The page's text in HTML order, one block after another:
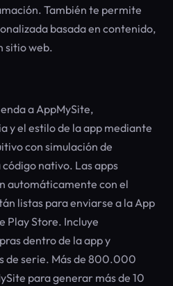
También te permite
basada en contenido,
sitio web.
a AppMySite,
y el estilo de la app mediante
con simulación de
nativo. Las apps
automáticamente con el
listas para enviarse a la App
Play Store. Incluye
dentro de la app y
de serie. Más de 800.000
para generar más de 10